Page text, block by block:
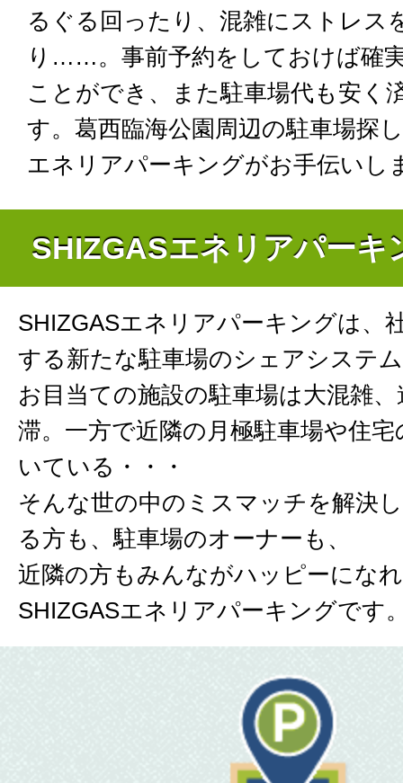
るぐる回ったり、混雑にストレス
り……。事前予約をしておけば確
ことができ、また駐車場代も安く
す。葛西臨海公園周辺の駐車場探
エネリアパーキングがお手伝いし
SHIZGASエネリアパーキ
SHIZGASエネリアパーキングは、
する新たな駐車場のシェアシステ
お目当ての施設の駐車場は大混雑
滞。一方で近隣の月極駐車場や住
いている・・・
そんな世の中のミスマッチを解決
る方も、駐車場のオーナーも、
近隣の方もみんながハッピーにな
SHIZGASエネリアパーキングです